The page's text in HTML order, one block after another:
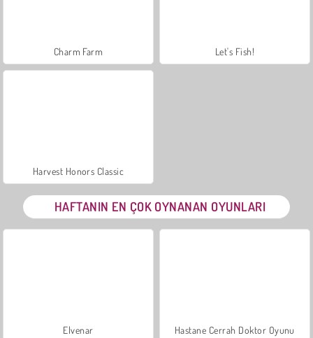
Charm Farm Let's Fish!
Harvest Honors Classic
HAFTANIN EN ÇOK OYNANAN OYUNLARI
Elvenar Hastane Cerrah Doktor Oyunu